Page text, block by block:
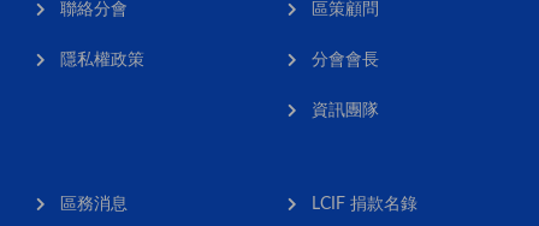
聯絡分會
隱私權政策
區策顧問
分會會長
資訊團隊
區務消息 LCIF 捐款名錄